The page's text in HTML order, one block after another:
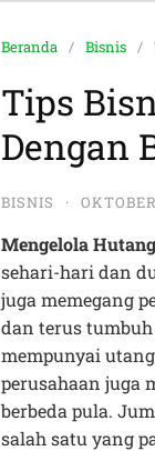
Beranda Bisnis
Tips
Dengan
BISNIS ·
Mengelola Hutang
sehari-hari dan
juga memegang
dan terus
mempunyai
perusahaan juga
berbeda pula.
salah satu yang